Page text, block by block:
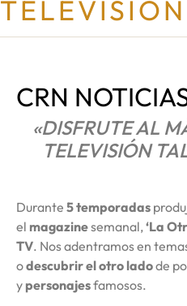
TELEVISIÓN
CRN
«DISFRUTE AL
TELEVISIÓN
Durante 5 temporadas
el magazinesemanal,‘La
TV. Nos adentramos en
odescubrir el otro ladode
y personajesfamosos.